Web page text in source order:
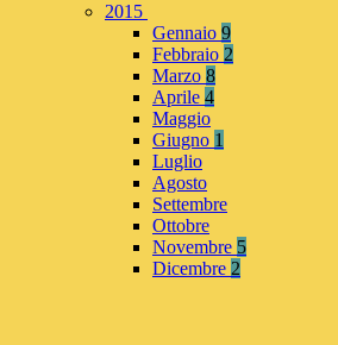
2015
Gennaio 9
Febbraio 2
Marzo 8
Aprile 4
Maggio
Giugno 1
Luglio
Agosto
Settembre
Ottobre
Novembre 5
Dicembre 2